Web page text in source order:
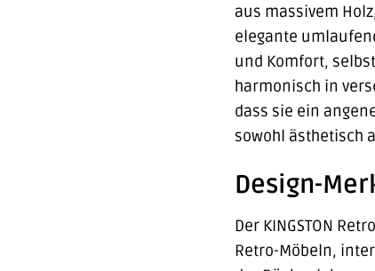
aus massivem
elegante
und Komfort,
harmonisch in
dass sie ein
sowohl ästhetisch
Design-
Der KINGSTON
Retro-Möbeln,